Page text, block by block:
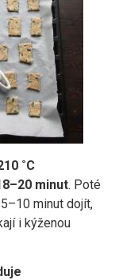
˚C
minut. Poté
minut dojít,
i kýženou